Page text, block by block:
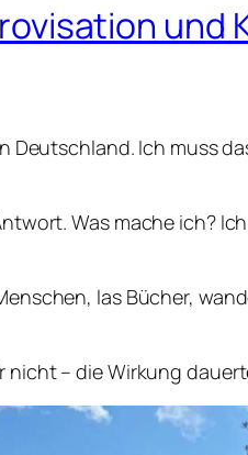
Deutschland. Ich muss
Was mache ich?
las Bücher,
– die Wirkung